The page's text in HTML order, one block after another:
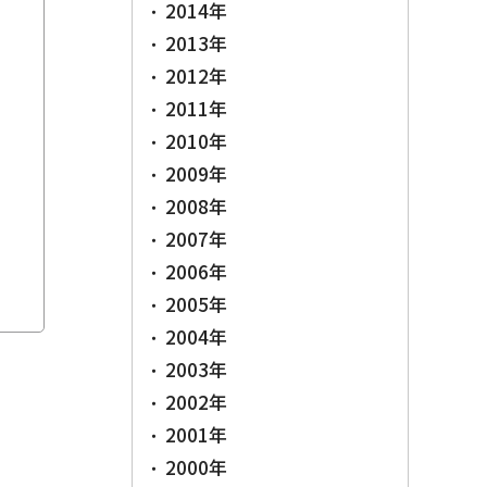
2014年
2013年
2012年
2011年
2010年
2009年
2008年
2007年
2006年
2005年
2004年
2003年
2002年
2001年
2000年